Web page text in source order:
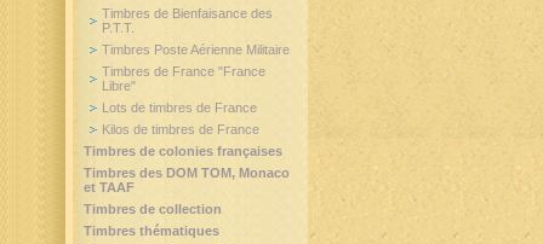
Timbres de Bienfaisance des
P.T.T.
Timbres Poste Aérienne Militaire
Timbres de France "France
Libre"
Lots de timbres de France
Kilos de timbres de France
Timbres de colonies françaises
Timbres des DOM TOM, Monaco
et TAAF
Timbres de collection
Timbres thématiques